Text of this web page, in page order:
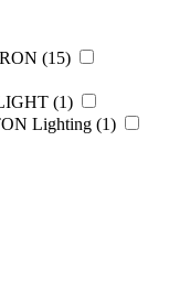
(15)
(1)
Lighting (1)